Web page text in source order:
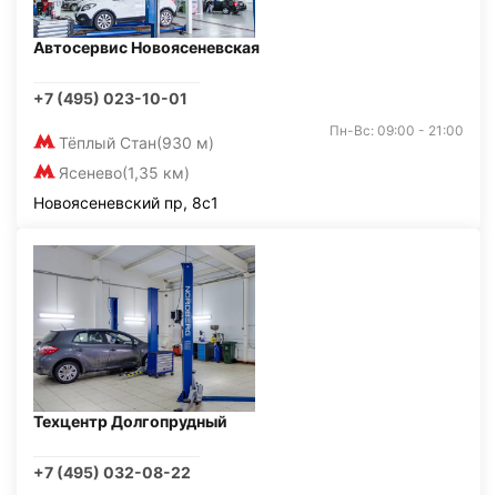
Автосервис Новоясеневская
+7 (495) 023-10-01
Тёплый Стан(930 м)
Ясенево(1,35 км)
Пн-Вс: 09:00 - 21:00
Новоясеневский пр, 8с1
Техцентр Долгопрудный
+7 (495) 032-08-22